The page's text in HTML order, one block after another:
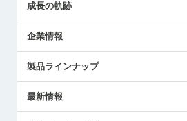
成長の軌跡
企業情報
ごあいさつ
受賞履歴
製品ラインナップ
ツールセッタ製品
最新情報